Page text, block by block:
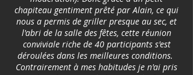
chapiteau gentiment prêté par Alain, ce qui
nous a permis de griller presque au sec, et
l'abri de la salle des fêtes, cette réunion
conviviale riche de 40 participants s'est
déroulées dans les meilleures conditions.
Contrairement à mes habitudes je n'ai pris